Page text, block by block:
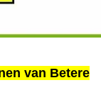
van Betere